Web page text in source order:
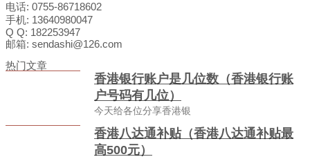
电话: 0755-86718602
手机: 13640980047
Q Q: 182253947
邮箱: sendashi@126.com
热门文章
香港银行账户是几位数（香港银行账
户号码有几位）
今天给各位分享香港银
香港八达通补贴（香港八达通补贴最
高500元）